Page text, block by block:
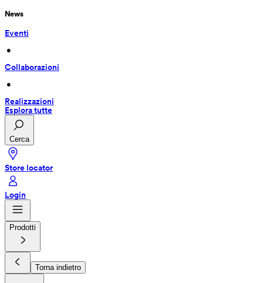
News
Eventi
•
Collaborazioni
•
Realizzazioni
Esplora tutte
Cerca
Store locator
Login
Prodotti
Torna indietro